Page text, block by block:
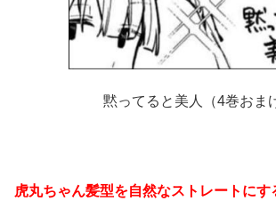
黙ってると美人（4巻おま
虎丸ちゃん髪型を自然なストレートにす